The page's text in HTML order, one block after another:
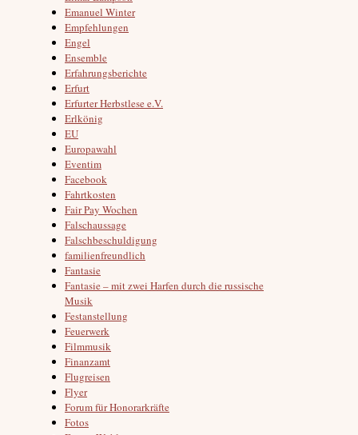
Emanuel Winter
Empfehlungen
Engel
Ensemble
Erfahrungsberichte
Erfurt
Erfurter Herbstlese e.V.
Erlkönig
EU
Europawahl
Eventim
Facebook
Fahrtkosten
Fair Pay Wochen
Falschaussage
Falschbeschuldigung
familienfreundlich
Fantasie
Fantasie – mit zwei Harfen durch die russische
Musik
Festanstellung
Feuerwerk
Filmmusik
Finanzamt
Flugreisen
Flyer
Forum für Honorarkräfte
Fotos